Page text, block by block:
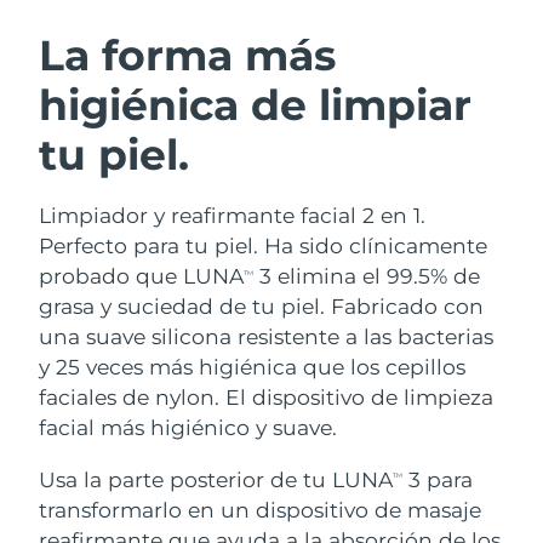
La forma más
higiénica de limpiar
tu piel.
Limpiador y reafirmante facial 2 en 1.
Perfecto para tu piel. Ha sido clínicamente
probado que LUNATM
3 elimina el 99.5% de
grasa y suciedad de tu piel. Fabricado con
una suave silicona resistente a las bacterias
y 25 veces más higiénica que los cepillos
faciales de nylon. El dispositivo de limpieza
facial más higiénico y suave.
Usa la parte posterior de tu LUNATM
3 para
transformarlo en un dispositivo de masaje
Limpieza facial
Anti-aging massage
LUNA™ 4 Plus
Massage, LED heating
LUNA™ 4 Men
Microcurrent toning
BEAR™ 2 go
Microcurrent toning on-the-go
BEAR™ 2 eyes & lips
Hidratación
UFO™ 3 pack
Deep facial hydration
UFO™ 3 LED
Near-infrared and red light therapy
device
Cuidado bucal
issa™ 4
Hybrid silicone sonic toothbrush
Smart hybrid silicone sonic toothbrush
TRATAMIENTO ANTIEDAD FAQ™
Antiedad Tratamientos LED
NEW
Austria
Baréin Entrega prevista8/12/26
Bélgica
Bermudas Entrega prevista
Bosnia y Herzegovina Entrega prevista8/14/26
Brunéi
Bulgaria Entrega prevista8/11/26
Canadá Entrega prevista
Chile Entrega prevista8/15/26